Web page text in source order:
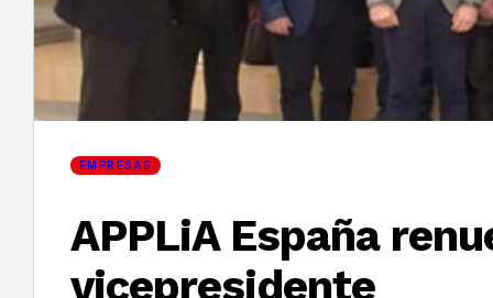
Encuentra tu noticia
×
EMPRESAS
APPLiA España
vicepresidente